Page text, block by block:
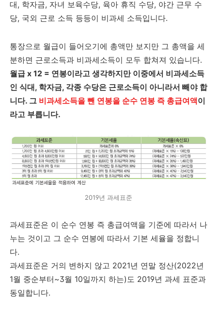
대, 학자금, 자녀 보육수당, 육아 휴직 수당, 야간 근무 수
당, 국외 근로 소득 등등이 비과세 소득입니다.
통장으로 월급이 들어오기에 총액만 보지만 그 총액을 세
분하면 근로소득과 비과세소득이 모두 합쳐져 있습니다.
월급 x 12 = 연봉이라고 생각하지만 이중에서 비과세소득
인 식대, 학자금, 각종 수당은 근로소득이 아니라서 빼야 합
니다. 그 비과세소득을 뺀 연봉을 순수 연봉 즉 총급여액이
라고 부릅니다.
2019년 과세표준
과세표준은 이 순수 연봉 즉 총급여액을 기준에 따라서 나
누는 것이고 그 순수 연봉에 따라서 기본 세율을 정합니
다.
과세표준은 거의 변하지 않고 2021년 연말 정산(2022년
1월 중순부터~3월 10일까지 하는)도 2019년 과세 표준과
동일합니다.